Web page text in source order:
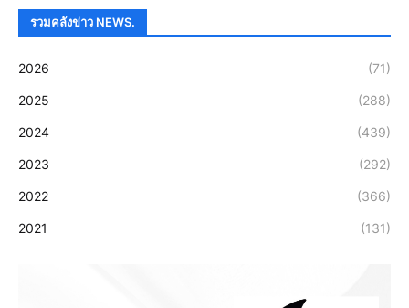
รวมคลังข่าว NEWS.
2026 (71)
2025 (288)
2024 (439)
2023 (292)
2022 (366)
2021 (131)